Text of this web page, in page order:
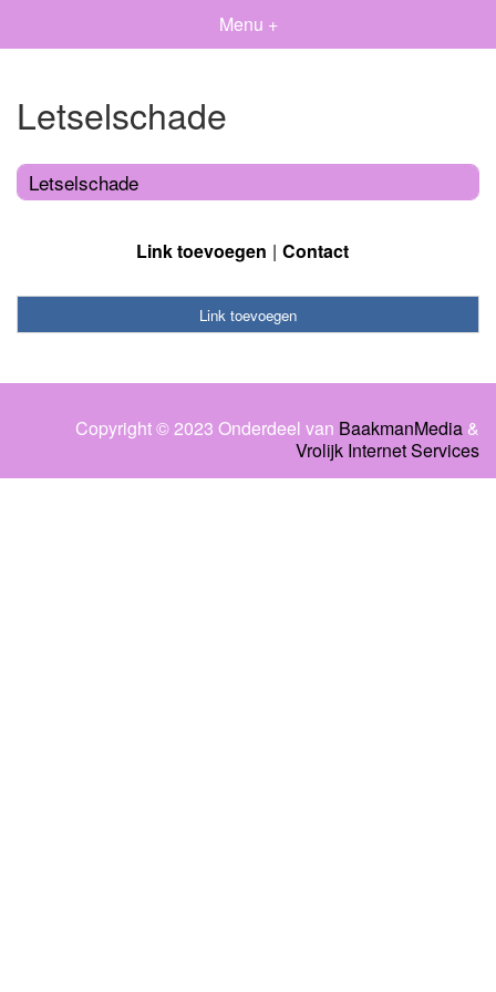
Menu +
Letselschade
Letselschade
Link toevoegen Contact
Link toevoegen
Copyright © 2023 Onderdeel van BaakmanMedia &
Vrolijk Internet Services